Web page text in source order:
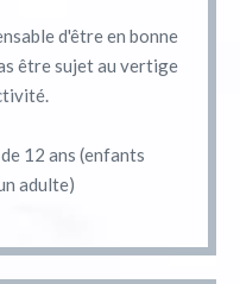
d'être en bonne
être sujet au vertige
12 ans (enfants
adulte)